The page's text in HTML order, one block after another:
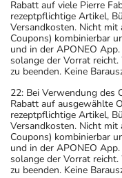
Rabatt auf viele Pierre
rezeptpflichtige Artikel,
Versandkosten. Nicht
Coupons) kombinierbar
und in der APONEO
solange der Vorrat
zu beenden. Keine
22: Bei Verwendung des
Rabatt auf ausgewählte
rezeptpflichtige Artikel,
Versandkosten. Nicht
Coupons) kombinierbar
und in der APONEO
solange der Vorrat
zu beenden. Keine